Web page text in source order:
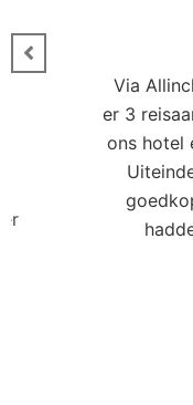
Via
er 3
ons hotel